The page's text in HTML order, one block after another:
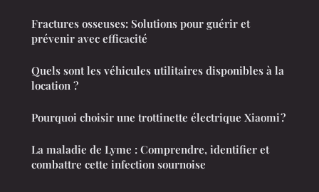
Fractures osseuses: Solutions pour guérir et
prévenir avec efficacité
Quels sont les véhicules utilitaires disponibles à la
location ?
Pourquoi choisir une trottinette électrique Xiaomi ?
La maladie de Lyme : Comprendre, identifier et
combattre cette infection sournoise